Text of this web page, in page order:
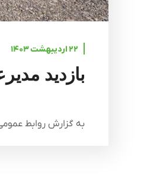
۲۲ اردیبهشت ۱۴۰۳
بازدید
به گزارش روابط